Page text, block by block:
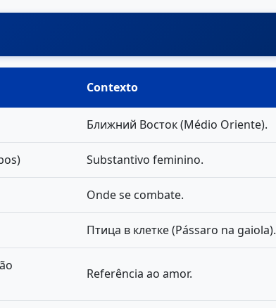
Contexto
Ближний Восток (Médio Oriente).
Substantivo feminino.
Onde se combate.
Птица в клетке (Pássaro na gaiola).
Referência ao amor.